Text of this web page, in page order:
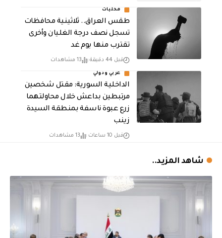
محليات
طقس العراق.. ثلاثينية محافظات
تسجل نصف درجة الغليان وأخرى
تقترب منها يوم غد
قبل 44 دقيقة 13 مشاهدات
عربي ودولي
الداخلية السورية: مقتل شخصين
مرتبطين بداعش خلال محاولتهما
زرع عبوة ناسفة بمنطقة السيدة
زينب
قبل 10 ساعات 13 مشاهدات
شاهد المزيد..